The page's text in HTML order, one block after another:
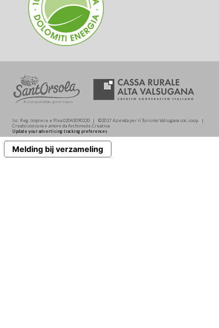
Isc. Reg. Imprese e P.Iva 02043090220 | ©2017 Azienda per il Turismo Valsugana soc. coop. |
Creato con cura e amore da Archimede.Creativa
Update your advertising tracking preferences
Melding bij verzameling